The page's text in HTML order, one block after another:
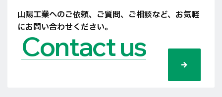
山陽工業へのご依頼、ご質問、ご相談など、 お気軽
にお問い合わせください。
Contact us